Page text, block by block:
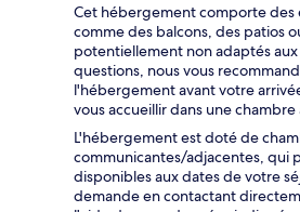
Cet hébergement comporte des
comme des balcons, des patios
potentiellement non adaptés aux
questions, nous vous
l'hébergement avant votre
vous accueillir dans une
L'hébergement est doté de
communicantes/adjacentes, qui
disponibles aux dates de votre
demande en contactant